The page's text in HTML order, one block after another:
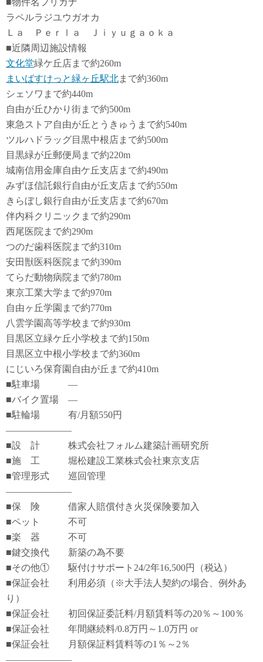
■物件名フリガナ
ラペルラジユウガオカ
Ｌａ Ｐｅｒｌａ Ｊｉｙｕｇａｏｋａ
■近隣周辺施設情報
文化堂緑ケ丘店まで約260m
まいばすけっと緑ヶ丘駅北まで約360m
シェソワまで約440m
自由が丘ひかり街まで約500m
東急ストア自由が丘とうきゅうまで約540m
ツルハドラッグ目黒中根店まで約500m
目黒緑が丘郵便局まで約220m
城南信用金庫自由ケ丘支店まで約490m
みずほ信託銀行自由が丘支店まで約550m
きらぼし銀行自由が丘支店まで約670m
伴内科クリニックまで約290m
西尾医院まで約290m
つのだ歯科医院まで約310m
安田獣医科医院まで約390m
てらだ動物病院まで約780m
東京工業大学まで約970m
自由ヶ丘学園まで約770m
八雲学園高等学校まで約930m
目黒区立緑ケ丘小学校まで約150m
目黒区立中根小学校まで約360m
にじいろ保育園自由が丘まで約410m
■駐車場 ―
■バイク置場 ―
■駐輪場 有/月額550円
―――――――
■設 計 株式会社フォルム建築計画研究所
■施 工 堀松建設工業株式会社東京支店
■管理形式 巡回管理
―――――――
■保 険 借家人賠償付き火災保険要加入
■ペット 不可
■楽 器 不可
■鍵交換代 新築の為不要
■その他① 駆付けサポート24/2年16,500円（税込）
■保証会社 利用必須（※大手法人契約の場合、例外あ
り）
■保証会社 初回保証委託料/月額賃料等の20％～100％
■保証会社 年間継続料/0.8万円～1.0万円 or
■保証会社 月額保証料賃料等の1％～2％
―――――――